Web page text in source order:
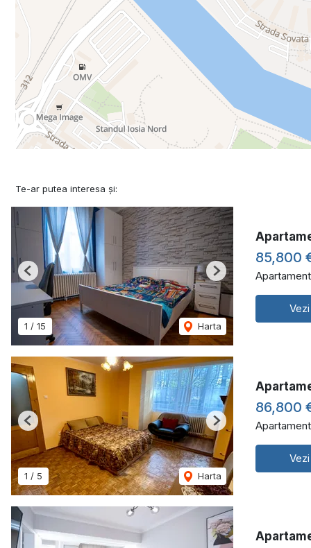
Te-ar putea interesa și:
1 / 15 Harta
Previous Next
85,800
1 / 5 Harta
Previous Next
86,800